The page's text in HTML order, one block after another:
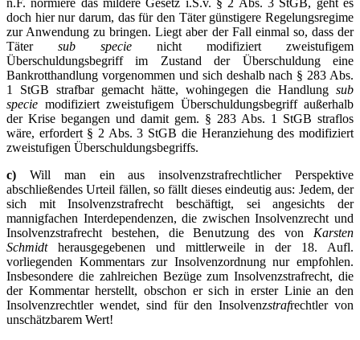
n.F. normiere das mildere Gesetz i.S.v. § 2 Abs. 3 StGB, geht es
doch hier nur darum, das für den Täter günstigere Regelungsregime
zur Anwendung zu bringen. Liegt aber der Fall einmal so, dass der
Täter sub specie nicht modifiziert zweistufigem
Überschuldungsbegriff im Zustand der Überschuldung eine
Bankrotthandlung vorgenommen und sich deshalb nach § 283 Abs.
1 StGB strafbar gemacht hätte, wohingegen die Handlung sub
specie modifiziert zweistufigem Überschuldungsbegriff außerhalb
der Krise begangen und damit gem. § 283 Abs. 1 StGB straflos
wäre, erfordert § 2 Abs. 3 StGB die Heranziehung des modifiziert
zweistufigen Überschuldungsbegriffs.
c) Will man ein aus insolvenzstrafrechtlicher Perspektive
abschließendes Urteil fällen, so fällt dieses eindeutig aus: Jedem, der
sich mit Insolvenzstrafrecht beschäftigt, sei angesichts der
mannigfachen Interdependenzen, die zwischen Insolvenzrecht und
Insolvenzstrafrecht bestehen, die Benutzung des von Karsten
Schmidtherausgegebenen und mittlerweile in der 18. Aufl.
vorliegenden Kommentars zur Insolvenzordnung nur empfohlen.
Insbesondere die zahlreichen Bezüge zum Insolvenzstrafrecht, die
der Kommentar herstellt, obschon er sich in erster Linie an den
Insolvenzrechtler wendet, sind für den Insolvenzstrafrechtler von
unschätzbarem Wert!